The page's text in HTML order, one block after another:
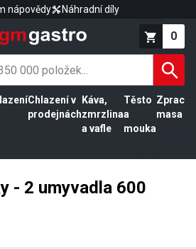
nápovědy Náhradní díly
0
Chlazení v
prodejnách
Káva,
zmrzlina
a vafle
Těsto
a
mouka
masa
- 2 umyvadla 600